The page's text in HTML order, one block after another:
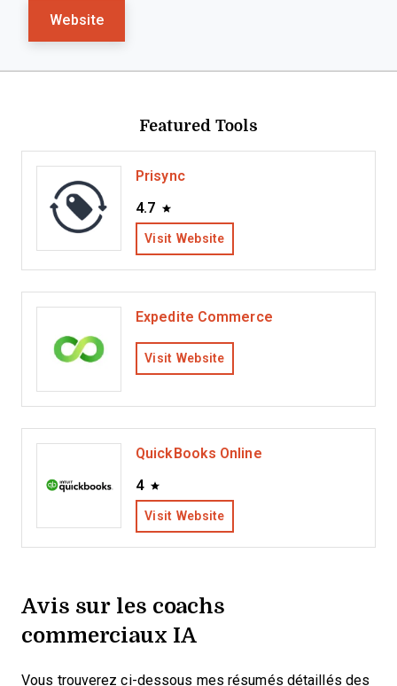
Website
Featured Tools
Prisync
4.7
Visit Website
Expedite Commerce
Visit Website
QuickBooks Online
4
Visit Website
Avis sur les coachs
commerciaux IA
Vous trouverez ci-dessous mes résumés détaillés des